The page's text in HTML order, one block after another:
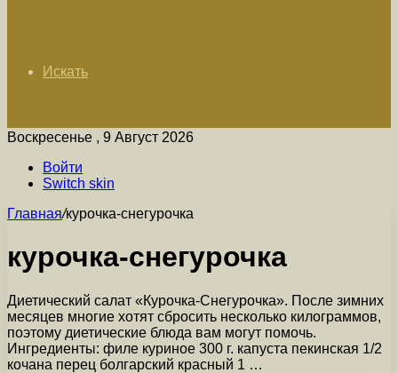
Искать
Воскресенье , 9 Август 2026
Войти
Switch skin
Главная/курочка-снегурочка
курочка-снегурочка
Диетический салат «Курочка-Снегурочка». После зимних
месяцев многие хотят сбросить несколько килограммов,
поэтому диетические блюда вам могут помочь.
Ингредиенты: филе куриное 300 г. капуста пекинская 1/2
кочана перец болгарский красный 1 …